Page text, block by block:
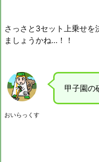
さっさと3セット上乗せを
ましょうかね…！！
おいらっくす
甲子園の